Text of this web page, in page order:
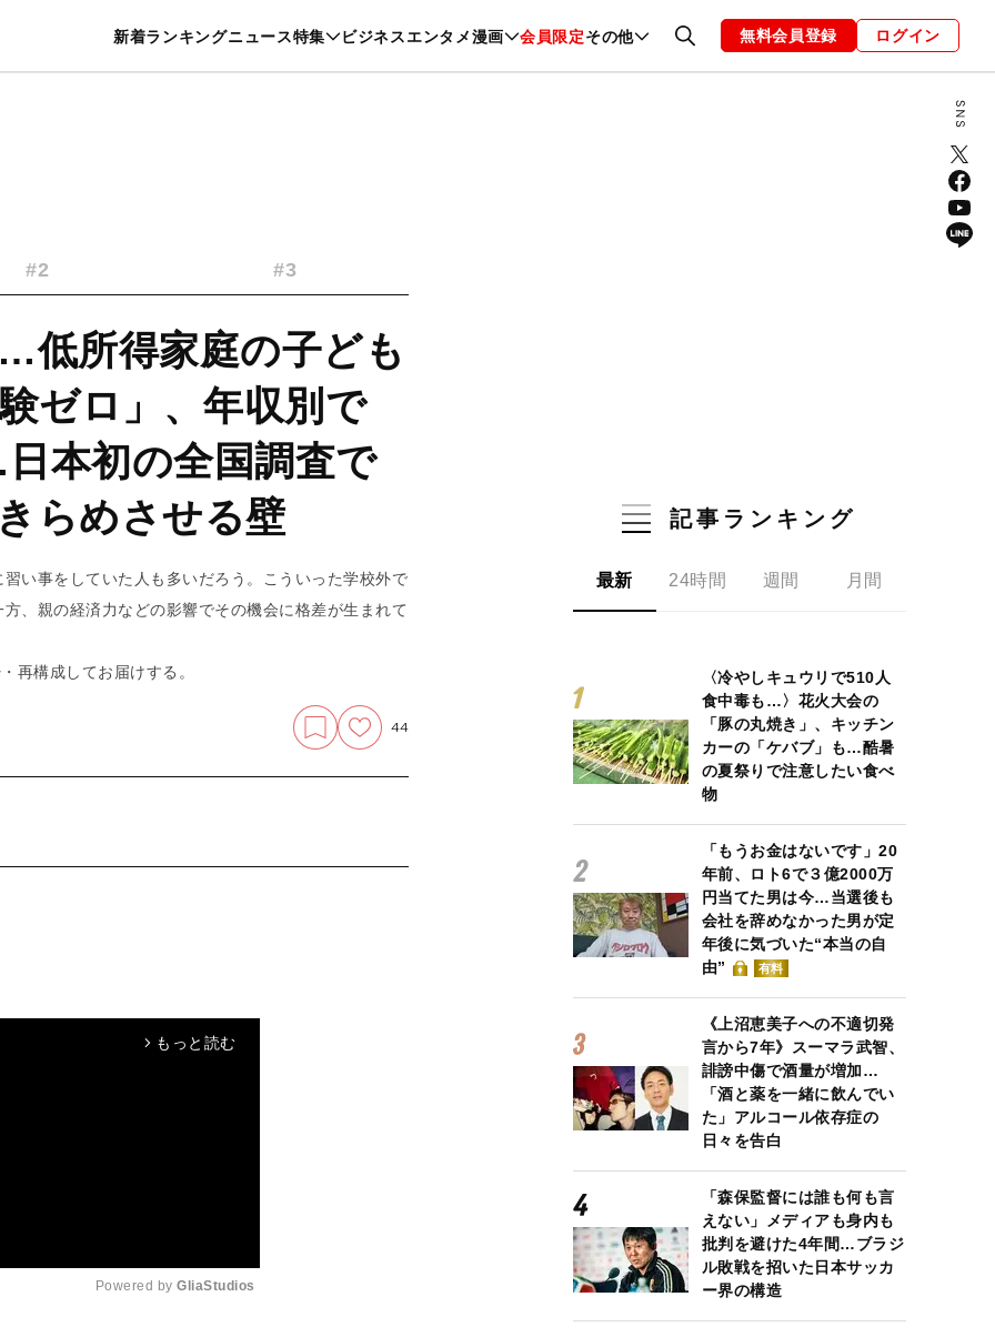
新着ランキングニュース特集 ビジネスエンタメ漫画 会員限定その他
暮らし スポーツ ヘルスケア 美容 グルメ ファッション 恋愛・結婚 編集部 お知らせ
無料会員登録 ログイン
#2 #3
低所得家庭の子ども
ゼロ」、年収別で
本初の全国調査で
らめさせる壁
い事をしていた人も多いだろう。こういった学校外で
、親の経済力などの影響でその機会に格差が生まれて
再構成してお届けする。
44
arrow_forward_ios もっと読む
Powered by GliaStudios
記事ランキング
最新 24時間 週間 月間
〈冷やしキュウリで510人
食中毒も…〉花火大会の
「豚の丸焼き」、キッチン
カーの「ケバブ」も…酷暑
の夏祭りで注意したい食べ
物
「もうお金はないです」20
年前、ロト6で３億2000万
円当てた男は今…当選後も
会社を辞めなかった男が定
年後に気づいた“本当の自
由”
有料
《上沼恵美子への不適切発
言から7年》スーマラ武智、
誹謗中傷で酒量が増加…
「酒と薬を一緒に飲んでい
た」アルコール依存症の
日々を告白
「森保監督には誰も何も言
えない」メディアも身内も
批判を避けた4年間…ブラジ
ル敗戦を招いた日本サッカ
ー界の構造